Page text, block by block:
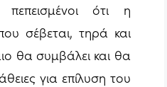
ότι η
σέβεται, τηρά και
θα συμβάλει και θα
για επίλυση του